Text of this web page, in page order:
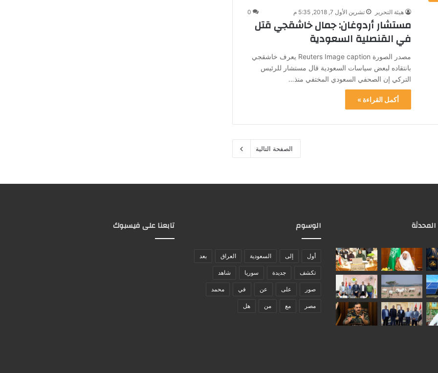
هيئة التحرير تشرين الأول 7, 2018, 5:35 م 0
مستشار أردوغان: جمال خاشقجي قتل
في القنصلية السعودية
مصدر الصورة Reuters Image caption يعرف خاشقجي
بانتقاده لبعض سياسات السعودية قال مستشار للرئيس
التركي إن الصحفي السعودي المختفي منذ…
أكمل القراءة »
الصفحة التالية
المحدثة الوسوم
أول إلى السعودية العراق بعد
تكشف جديدة سوريا شاهد
صور على عن في محمد
مصر مع من هل
تابعنا على فيسبوك